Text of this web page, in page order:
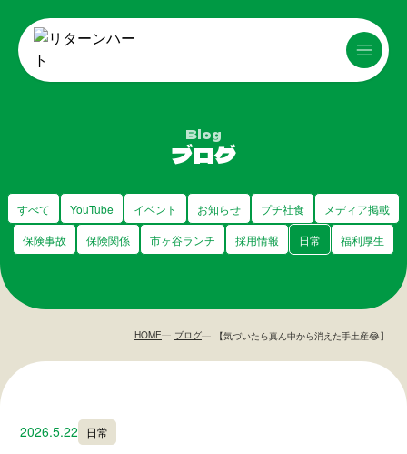
Blog
ブログ
すべて YouTube イベント お知らせ プチ社食
メディア掲載
保険事故
保険関係 市ヶ谷ランチ 採用情報 日常 福利厚生
HOME ブログ 【気づいたら真ん中から消えた手土産😂】
2026.5.22 日常